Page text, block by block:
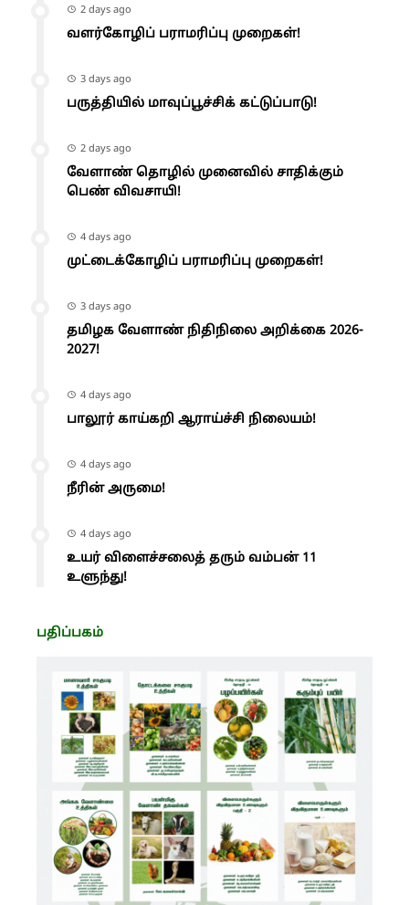
2 days ago
வளர்கோழிப் பராமரிப்பு முறைகள்!
3 days ago
பருத்தியில் மாவுப்பூச்சிக் கட்டுப்பாடு!
2 days ago
வேளாண் தொழில் முனைவில் சாதிக்கும்
பெண் விவசாயி!
4 days ago
முட்டைக்கோழிப் பராமரிப்பு முறைகள்!
3 days ago
தமிழக வேளாண் நிதிநிலை அறிக்கை 2026-
2027!
4 days ago
பாலூர் காய்கறி ஆராய்ச்சி நிலையம்!
4 days ago
நீரின் அருமை!
4 days ago
உயர் விளைச்சலைத் தரும் வம்பன் 11
உளுந்து!
பதிப்பகம்